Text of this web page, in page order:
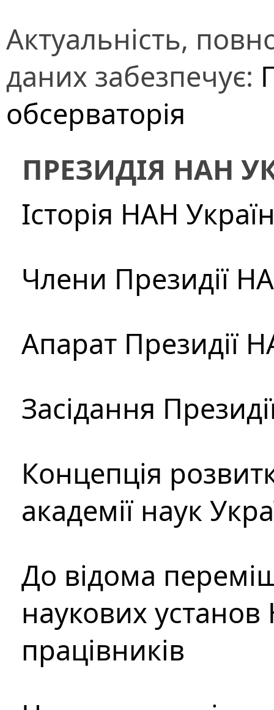
Актуальність,
даних забезпечує:
обсерваторія
ПРЕЗИДІЯ НАН
Історія НАН
Члени Президії
Апарат Президії
Засідання
Концепція
академії наук
До відома
наукових установ
працівників